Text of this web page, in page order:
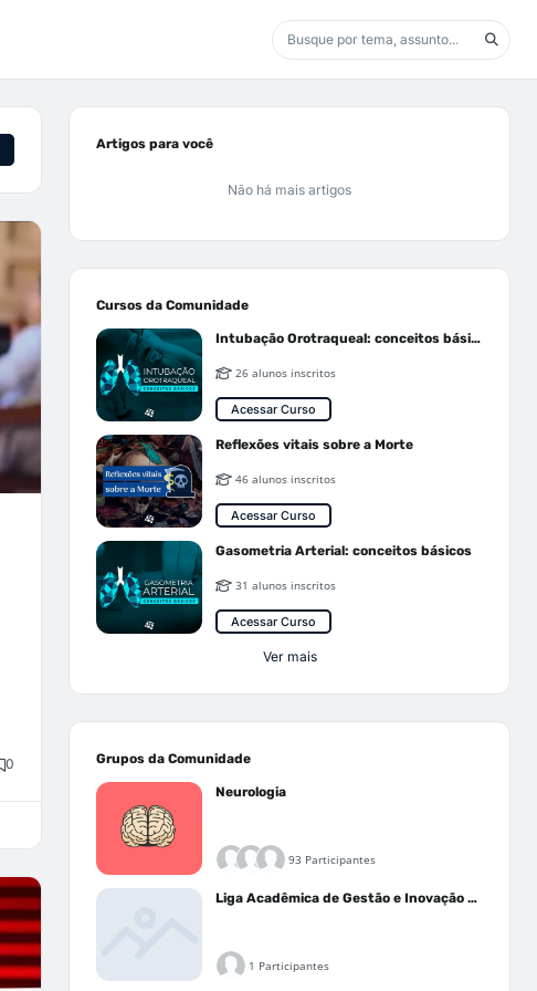
0
Artigos para você
Não há mais artigos
Cursos da Comunidade
Intubação Orotraqueal: conceitos básicos
26 alunos inscritos
Acessar Curso
Reflexões vitais sobre a Morte
46 alunos inscritos
Acessar Curso
Gasometria Arterial: conceitos básicos
31 alunos inscritos
Acessar Curso
Ver mais
Grupos da Comunidade
Neurologia
93 Participantes
Liga Acadêmica de Gestão e Inovação Médica - LAGIM
1 Participantes